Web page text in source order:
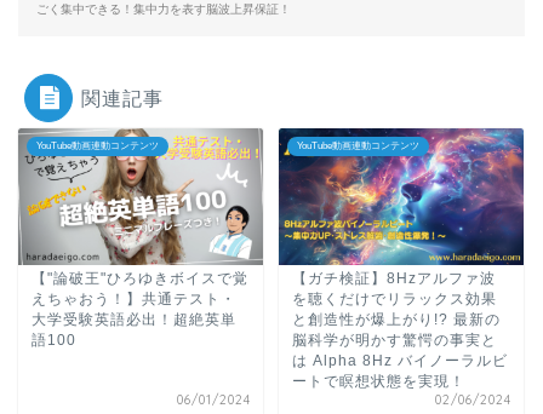
ごく集中できる！集中力を表す脳波上昇保証！
関連記事
YouTube動画連動コンテンツ
【"論破王"ひろゆきボイスで覚
えちゃおう！】共通テスト・
大学受験英語必出！超絶英単
語100
06/01/2024
YouTube動画連動コンテンツ
【ガチ検証】8Hzアルファ波
を聴くだけでリラックス効果
と創造性が爆上がり!? 最新の
脳科学が明かす驚愕の事実と
は Alpha 8Hz バイノーラルビ
ートで瞑想状態を実現！
02/06/2024